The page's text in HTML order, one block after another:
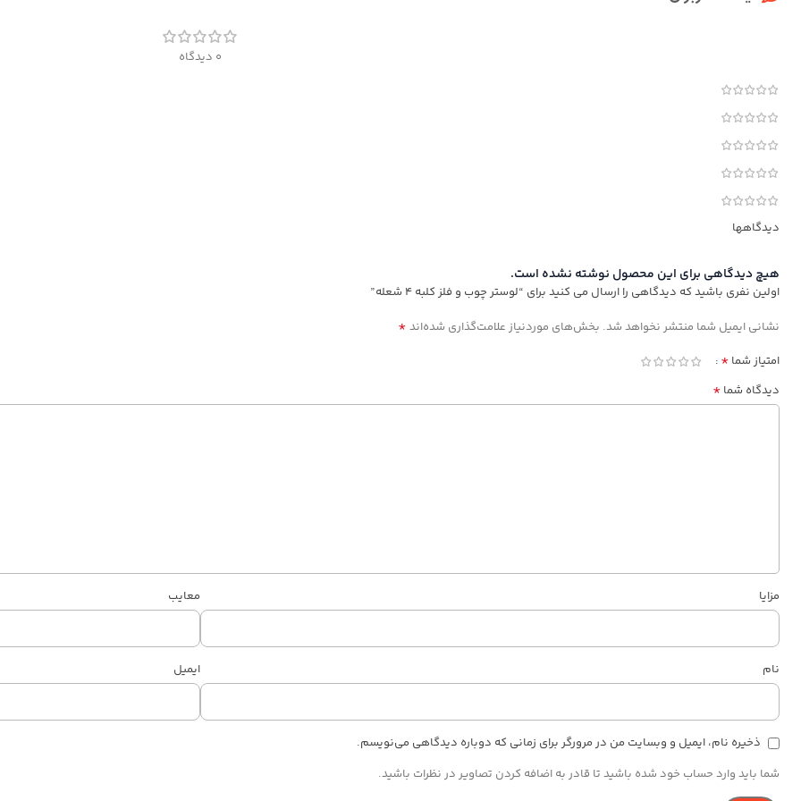
0 دیدگاه
دیدگاهها
هیچ دیدگاهی برای این محصول نوشته نشده است.
اولین نفری باشید که دیدگاهی را ارسال می کنید برای “لوستر چوب و فلز کلبه ۴ شعله”
نشانی ایمیل شما منتشر نخواهد شد. بخش‌های موردنیاز علامت‌گذاری شده‌اند *
امتیاز شما *
دیدگاه شما *
مزایا معایب
نام ایمیل
ذخیره نام، ایمیل و وبسایت من در مرورگر برای زمانی که دوباره دیدگاهی می‌نویسم.
شما باید وارد حساب خود شده باشید تا قادر به اضافه کردن تصاویر در نظرات باشید.